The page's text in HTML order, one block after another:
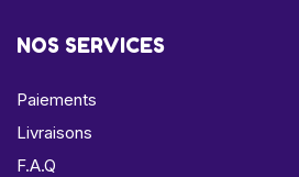
NOS SERVICES
Paiements
Livraisons
F.A.Q